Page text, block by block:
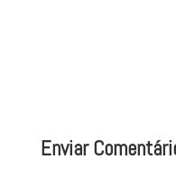
Enviar